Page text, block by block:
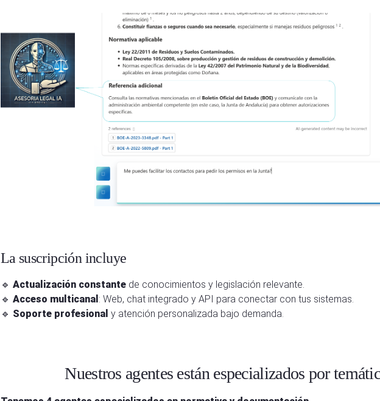
La suscripción incluye
🔹 Actualización constantede conocimientos y legislación relevante.
🔹 Acceso multicanal : Web, chat integrado y API para conectar con tus sistemas.
🔹 Soporte profesional y atención personalizada bajo demanda.
Nuestros agentes están especializados por